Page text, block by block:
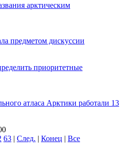
арктическим
предметом дискуссии
приоритетные
атласа Арктики работали 13
63 | След. | Конец | Все